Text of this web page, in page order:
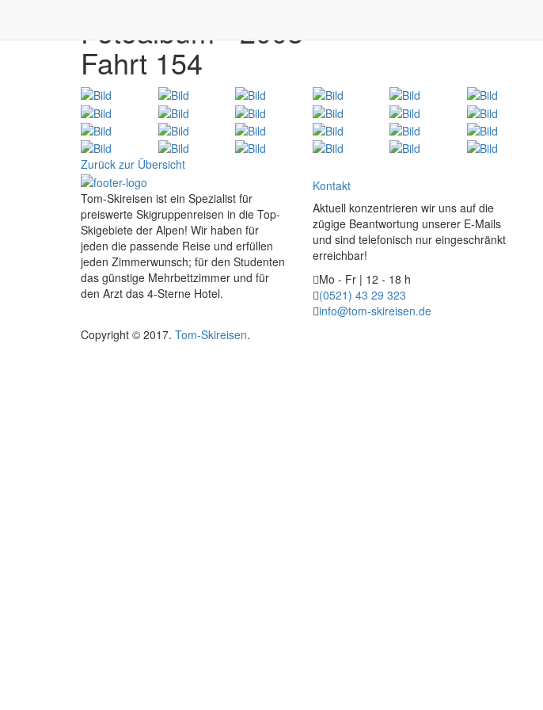
Fotoalbum - 2008
Fahrt 154
Zurück zur Übersicht
Tom-Skireisen ist ein Spezialist für
preiswerte Skigruppenreisen in die Top-
Skigebiete der Alpen! Wir haben für
jeden die passende Reise und erfüllen
jeden Zimmerwunsch; für den Studenten
das günstige Mehrbettzimmer und für
den Arzt das 4-Sterne Hotel.
Kontakt
Aktuell konzentrieren wir uns auf die
zügige Beantwortung unserer E-Mails
und sind telefonisch nur eingeschränkt
erreichbar!
Mo - Fr | 12 - 18 h
(0521) 43 29 323
info@tom-skireisen.de
Copyright © 2017. Tom-Skireisen.